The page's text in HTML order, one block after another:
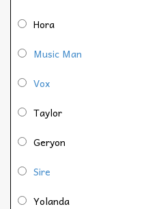
Hora
Music Man
Vox
Taylor
Geryon
Sire
Yolanda